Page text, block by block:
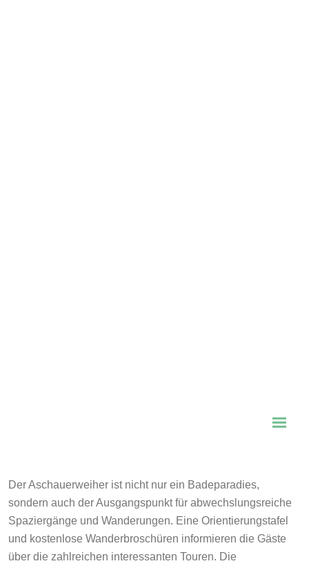
Der Aschauerweiher ist nicht nur ein Badeparadies,
sondern auch der Ausgangspunkt für abwechslungsreiche
Spaziergänge und Wanderungen. Eine Orientierungstafel
und kostenlose Wanderbroschüren informieren die Gäste
über die zahlreichen interessanten Touren. Die